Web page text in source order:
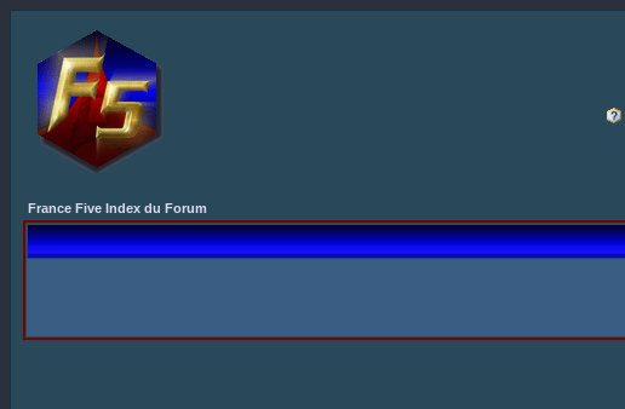
France Five Index du Forum